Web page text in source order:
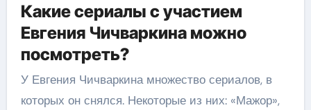
Какие сериалы с участием
Евгения Чичваркина можно
посмотреть?
У Евгения Чичваркина множество сериалов, в
которых он снялся. Некоторые из них: «Мажор»,